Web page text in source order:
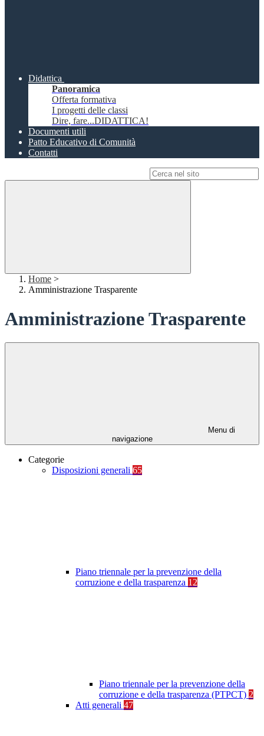
Didattica
Panoramica
Offerta formativa
I progetti delle classi
Dire, fare...DIDATTICA!
Documenti utili
Patto Educativo di Comunità
Contatti
Home >
Amministrazione Trasparente
Amministrazione Trasparente
Menu di
navigazione
Categorie
Disposizioni generali 65
Piano triennale per la prevenzione della
corruzione e della trasparenza 12
Piano triennale per la prevenzione della
corruzione e della trasparenza (PTPCT) 2
Atti generali 47